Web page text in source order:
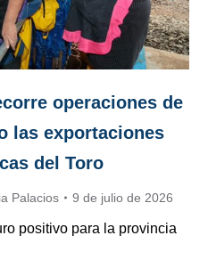
operaciones de
las exportaciones
del Toro
Palacios 9 de julio de 2026
positivo para la provincia